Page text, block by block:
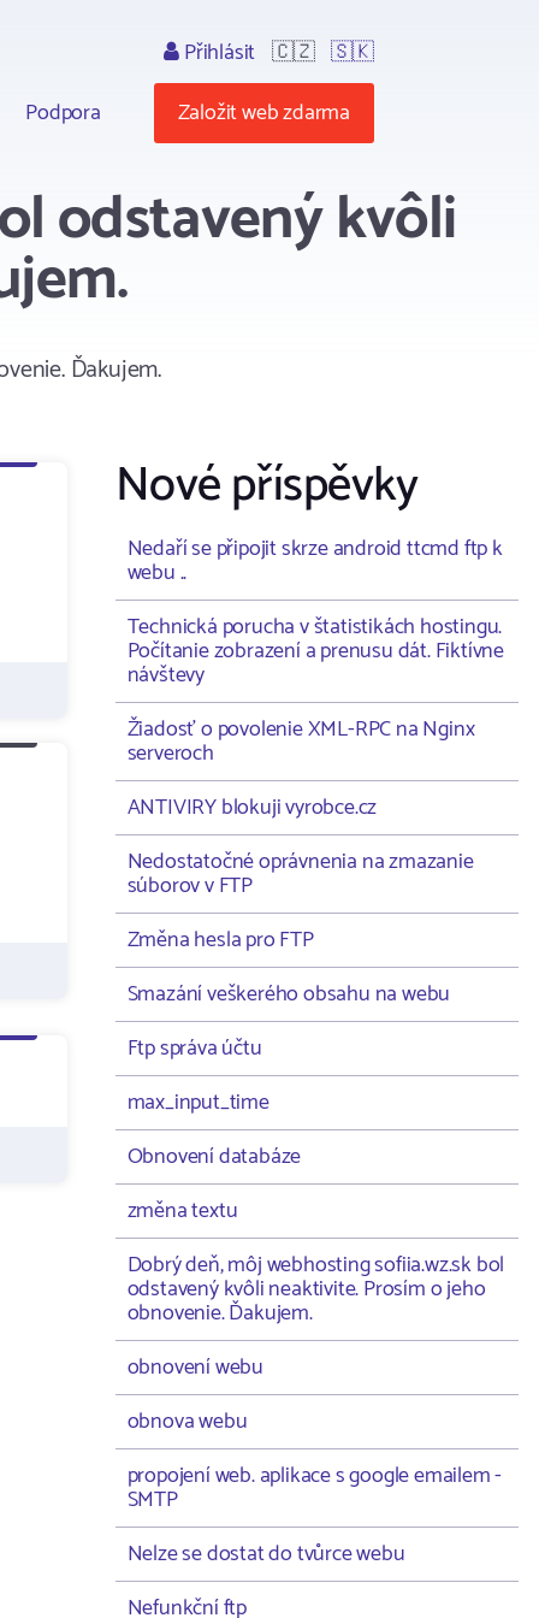
Podpora
Přihlásit 🇨🇿 🇸🇰
Založit web zdarma
odstavený kvôli
Ďakujem.
Nové příspěvky
Nedaří se připojit skrze android ttcmd ftp k
webu ..
Technická porucha v štatistikách hostingu.
Počítanie zobrazení a prenusu dát. Fiktívne
návštevy
Žiadosť o povolenie XML-RPC na Nginx
serveroch
ANTIVIRY blokuji vyrobce.cz
Nedostatočné oprávnenia na zmazanie
súborov v FTP
Změna hesla pro FTP
Smazání veškerého obsahu na webu
Ftp správa účtu
max_input_time
Obnovení databáze
změna textu
Dobrý deň, môj webhosting sofiia.wz.sk bol
odstavený kvôli neaktivite. Prosím o jeho
obnovenie. Ďakujem.
obnovení webu
obnova webu
propojení web. aplikace s google emailem -
SMTP
Nelze se dostat do tvůrce webu
Nefunkční ftp